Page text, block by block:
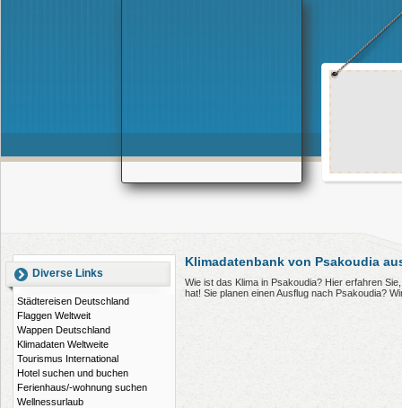
Diverse Links
Städtereisen Deutschland
Flaggen Weltweit
Wappen Deutschland
Klimadaten Weltweite
Tourismus International
Hotel suchen und buchen
Ferienhaus/-wohnung suchen
Wellnessurlaub
Klimadatenbank von Psakoudia
Wie ist das Klima in Psakoudia? Hier erfahren
hat! Sie planen einen Ausflug nach Psakoudia?